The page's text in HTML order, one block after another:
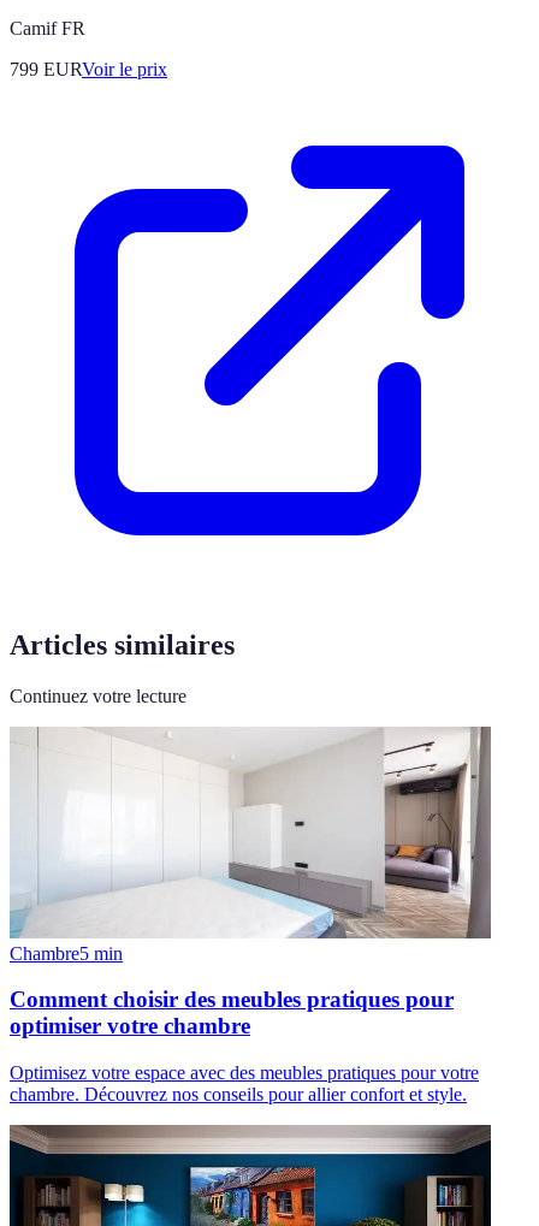
Camif FR
799 EURVoir le prix
Articles similaires
Continuez votre lecture
Chambre5 min
Comment choisir des meubles pratiques pour
optimiser votre chambre
Optimisez votre espace avec des meubles pratiques pour votre
chambre. Découvrez nos conseils pour allier confort et style.